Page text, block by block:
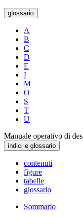
glossario
A
B
C
D
E
I
M
O
S
T
U
Manuale operativo di
indici e glossario
contenuti
figure
tabelle
glossario
Sommario